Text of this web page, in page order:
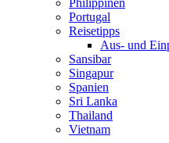
Philippinen
Portugal
Reisetipps
Aus- und
Sansibar
Singapur
Spanien
Sri Lanka
Thailand
Vietnam